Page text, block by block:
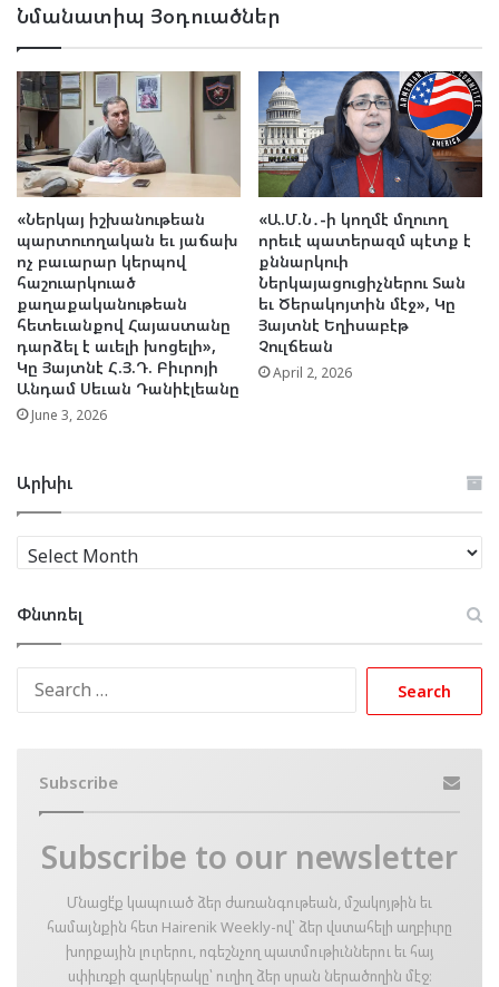
Նմանատիպ Յօդուածներ
«Ներկայ իշխանութեան
պարտուողական եւ յաճախ
ոչ բաւարար կերպով
հաշուարկուած
քաղաքականութեան
հետեւանքով Հայաստանը
դարձել է աւելի խոցելի»,
Կը Յայտնէ Հ.Յ.Դ. Բիւրոյի
Անդամ Սեւան Դանիէլեանը
June 3, 2026
«Ա.Մ.Ն․-ի կողմէ մղուող
որեւէ պատերազմ պէտք է
քննարկուի
Ներկայացուցիչներու Տան
եւ Ծերակոյտին մէջ», Կը
Յայտնէ Եղիսաբէթ
Չուլճեան
April 2, 2026
Արխիւ
Արխիւ
Փնտռել
Subscribe
Subscribe to our newsletter
Մնացէ՛ք կապուած ձեր ժառանգութեան, մշակոյթին եւ
համայնքին հետ Hairenik Weekly-ով՝ ձեր վստահելի աղբիւրը
խորքային լուրերու, ոգեշնչող պատմութիւններու եւ հայ
սփիւռքի զարկերակը՝ ուղիղ ձեր սրան ներածողին մէջ։